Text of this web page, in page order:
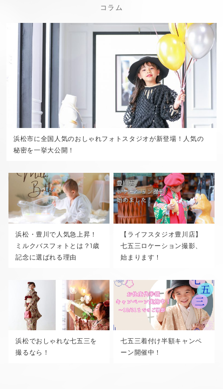
コラム
浜松市に全国人気のおしゃれフォトスタジオが新登場！人気の
秘密を一挙大公開！
浜松・豊川で人気急上昇！
ミルクバスフォトとは？1歳
記念に選ばれる理由
【ライフスタジオ豊川店】
七五三ロケーション撮影、
始まります！
浜松でおしゃれな七五三を
撮るなら！
七五三着付け半額キャンペ
ーン開催中！